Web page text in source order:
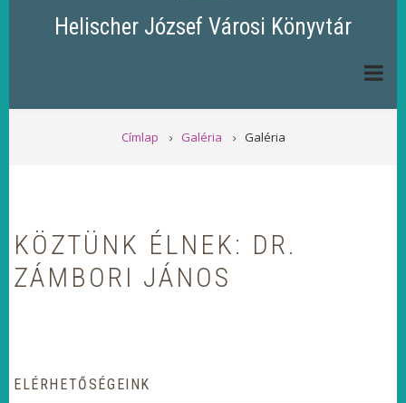
Helischer József Városi Könyvtár
MORZSACímlap Galéria Galéria
KÖZTÜNK ÉLNEK: DR.
ZÁMBORI JÁNOS
ELÉRHETŐSÉGEINK